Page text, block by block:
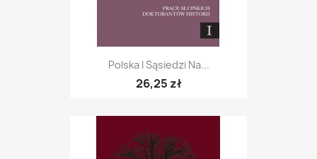
Polska I Sąsiedzi Na...
26,25 zł